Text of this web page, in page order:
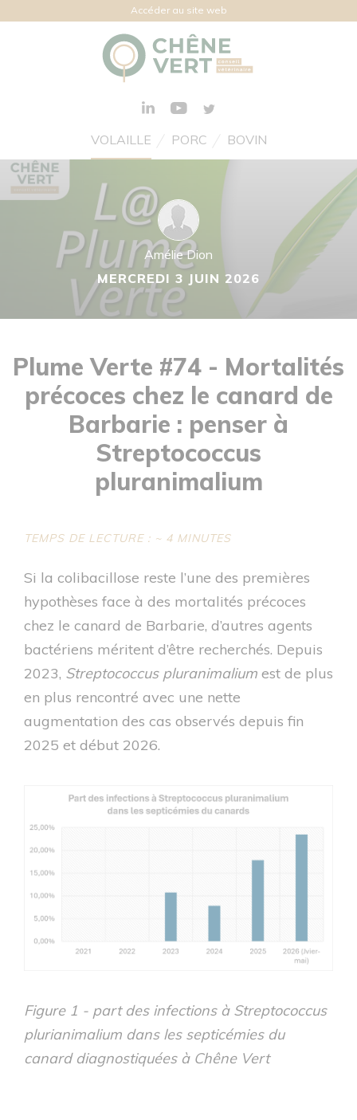
Accéder au site web
VOLAILLE PORC BOVIN
Amélie Dion
MERCREDI 3 JUIN 2026
Plume Verte #74 - Mortalités
précoces chez le canard de
Barbarie : penser à
Streptococcus
pluranimalium
TEMPS DE LECTURE : ~ 4 MINUTES
Si la colibacillose reste l’une des premières
hypothèses face à des mortalités précoces
chez le canard de Barbarie, d’autres agents
bactériens méritent d’être recherchés. Depuis
2023, Streptococcus pluranimalium est de plus
en plus rencontré avec une nette
augmentation des cas observés depuis fin
2025 et début 2026.
Figure 1 - part des infections à Streptococcus
plurianimalium dans les septicémies du
canard diagnostiquées à Chêne Vert